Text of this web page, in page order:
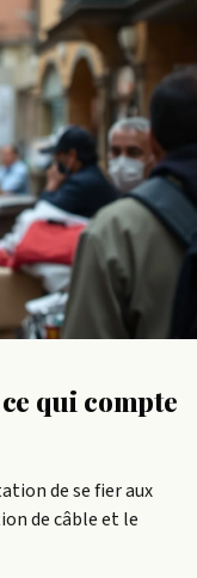
qui compte
de se fier aux
de câble et le